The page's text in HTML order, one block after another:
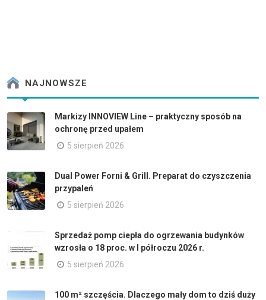
NAJNOWSZE
Markizy INNOVIEW Line – praktyczny sposób na
ochronę przed upałem
5 sierpień 2026
Dual Power Forni & Grill. Preparat do czyszczenia
przypaleń
5 sierpień 2026
Sprzedaż pomp ciepła do ogrzewania budynków
wzrosła o 18 proc. w I półroczu 2026 r.
5 sierpień 2026
100 m² szczęścia. Dlaczego mały dom to dziś duży